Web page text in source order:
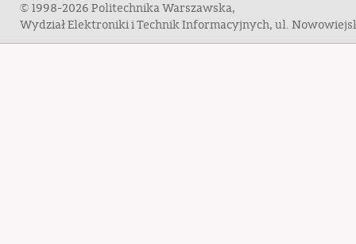
© 1998-2026 Politechnika Warszawska,
Wydział Elektroniki i Technik Informacyjnych, ul.